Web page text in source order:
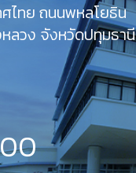
ศไทย ถนนพหลโยธิน
ลวง จังหวัดปทุมธานี